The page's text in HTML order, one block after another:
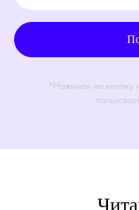
*Нажимая на кнопку